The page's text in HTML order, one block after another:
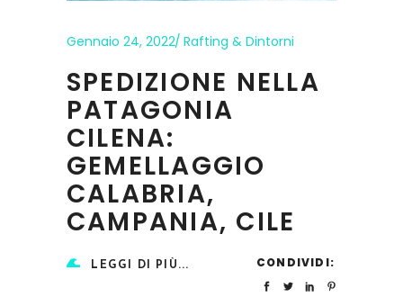
Gennaio 24, 2022 Rafting & Dintorni
SPEDIZIONE NELLA
PATAGONIA
CILENA:
GEMELLAGGIO
CALABRIA,
CAMPANIA, CILE
LEGGI DI PIÙ... CONDIVIDI: